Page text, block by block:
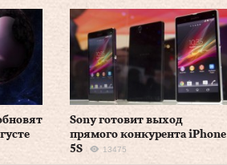
Sony готовит выход
прямого конкурента iPhone
5S
13475